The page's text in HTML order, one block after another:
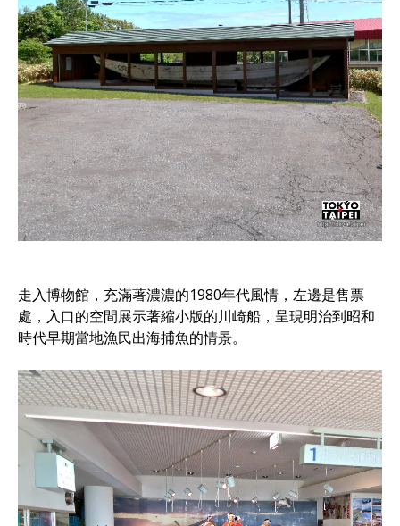
走入博物館，充滿著濃濃的1980年代風情，左邊是售票
處，入口的空間展示著縮小版的川崎船，呈現明治到昭和
時代早期當地漁民出海捕魚的情景。